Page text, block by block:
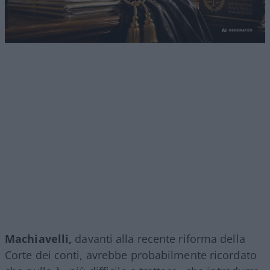
Machiavelli, davanti alla recente riforma della
Corte dei conti, avrebbe probabilmente ricordato